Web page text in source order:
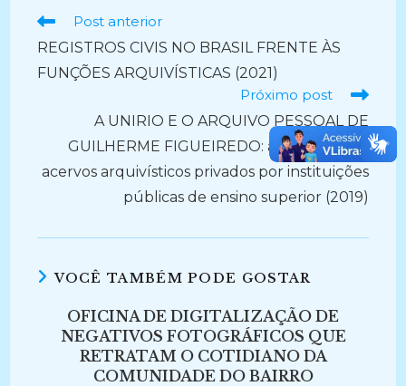
Ler
artigos
Post anterior
REGISTROS CIVIS NO BRASIL FRENTE ÀS
FUNÇÕES ARQUIVÍSTICAS (2021)
Próximo post
A UNIRIO E O ARQUIVO PESSOAL DE
GUILHERME FIGUEIREDO: a aquisição de
acervos arquivísticos privados por instituições
públicas de ensino superior (2019)
VOCÊ TAMBÉM PODE GOSTAR
OFICINA DE DIGITALIZAÇÃO DE
NEGATIVOS FOTOGRÁFICOS QUE
RETRATAM O COTIDIANO DA
COMUNIDADE DO BAIRRO